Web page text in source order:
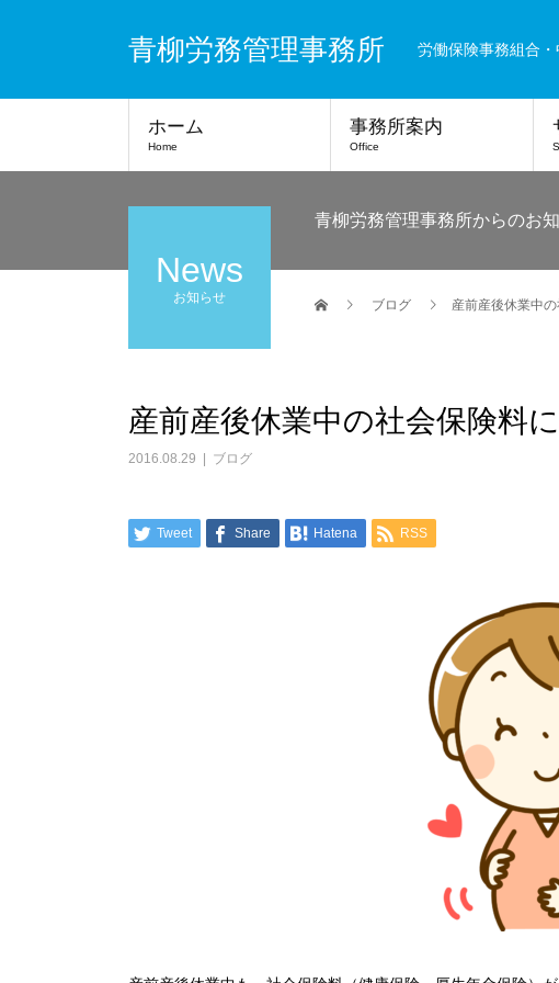
青柳労務管理事務所 労働保険事務組合
ホーム
Home
事務所案内
Office
News
お知らせ
青柳労務管理事務所からのお
ブログ 産前産後休業中
産前産後休業中の社会保険料
2016.08.29 ブログ
Tweet Share Hatena RSS